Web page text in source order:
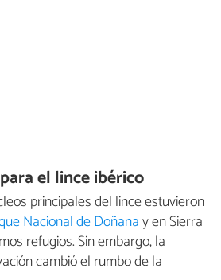
el lince ibérico
principales del lince estuvieron
Nacional de Doñanay en Sierra
refugios. Sin embargo, la
cambió el rumbo de la